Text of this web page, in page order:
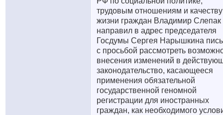
трудовым отношениям и качеству
жизни граждан Владимир Слепак
направил в адрес председателя
Госдумы Сергея Нарышкина
с просьбой рассмотреть
внесения изменений в
законодательство, касающееся
применения обязательной
государственной геномной
регистрации для иностранных
граждан, как необходимого